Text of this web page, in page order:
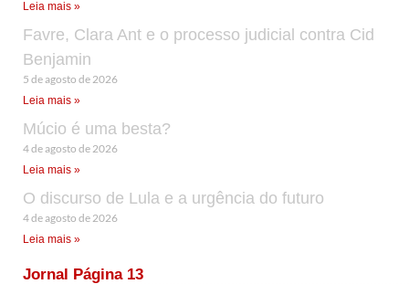
Leia mais »
Favre, Clara Ant e o processo judicial contra Cid
Benjamin
5 de agosto de 2026
Leia mais »
Múcio é uma besta?
4 de agosto de 2026
Leia mais »
O discurso de Lula e a urgência do futuro
4 de agosto de 2026
Leia mais »
Jornal Página 13